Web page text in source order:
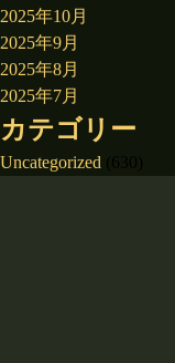
2025年10月
2025年9月
2025年8月
2025年7月
カテゴリー
Uncategorized